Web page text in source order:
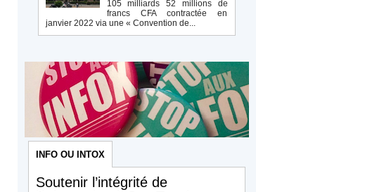
105 milliards 52 millions de
francs CFA contractée en
janvier 2022 via une « Convention de...
INFO OU INTOX
Soutenir l’intégrité de